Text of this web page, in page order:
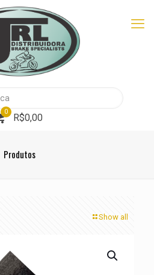
0
R$0,00
Produtos
Show all